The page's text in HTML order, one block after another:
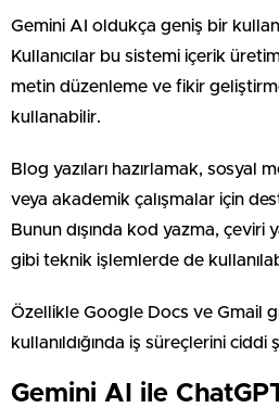
Gemini AI oldukça geniş bir
Kullanıcılar bu sistemi içerik
metin düzenleme ve fikir
kullanabilir.
Blog yazıları hazırlamak, sosyal
veya akademik çalışmalar için
Bunun dışında kod yazma,
gibi teknik işlemlerde de
Özellikle Google Docs ve Gmail
kullanıldığında iş süreçlerini ciddi
Gemini AI ile